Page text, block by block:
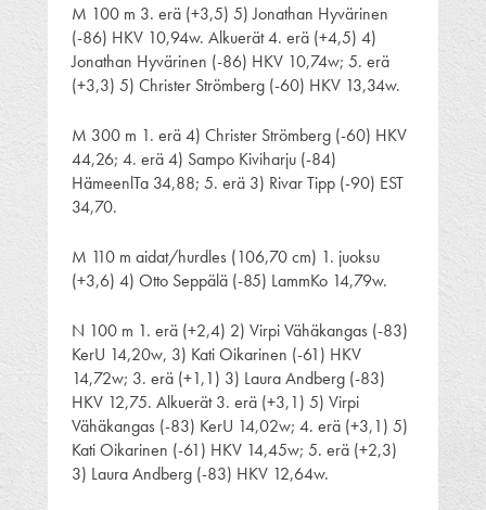
M 100 m 3. erä (+3,5) 5) Jonathan Hyvärinen
(-86) HKV 10,94w. Alkuerät 4. erä (+4,5) 4)
Jonathan Hyvärinen (-86) HKV 10,74w; 5. erä
(+3,3) 5) Christer Strömberg (-60) HKV 13,34w.
M 300 m 1. erä 4) Christer Strömberg (-60) HKV
44,26; 4. erä 4) Sampo Kiviharju (-84)
HämeenlTa 34,88; 5. erä 3) Rivar Tipp (-90) EST
34,70.
M 110 m aidat/hurdles (106,70 cm) 1. juoksu
(+3,6) 4) Otto Seppälä (-85) LammKo 14,79w.
N 100 m 1. erä (+2,4) 2) Virpi Vähäkangas (-83)
KerU 14,20w, 3) Kati Oikarinen (-61) HKV
14,72w; 3. erä (+1,1) 3) Laura Andberg (-83)
HKV 12,75. Alkuerät 3. erä (+3,1) 5) Virpi
Vähäkangas (-83) KerU 14,02w; 4. erä (+3,1) 5)
Kati Oikarinen (-61) HKV 14,45w; 5. erä (+2,3)
3) Laura Andberg (-83) HKV 12,64w.